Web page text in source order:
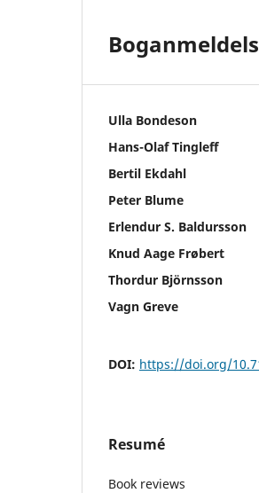
Ulla Bondeson
Hans-Olaf Tingleff
Bertil Ekdahl
Peter Blume
Erlendur S. Baldursson
Knud Aage Frøbert
Thordur Björnsson
Vagn Greve
DOI: https://doi.org/
Resumé
Book reviews